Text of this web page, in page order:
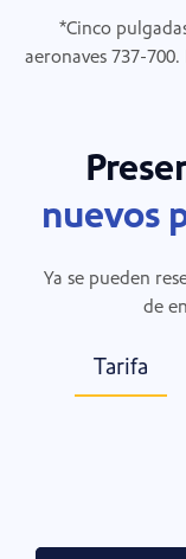
*Cinco
aeronaves 737-
nuevos
Ya se pueden
de
Tarifa
En este cuadro